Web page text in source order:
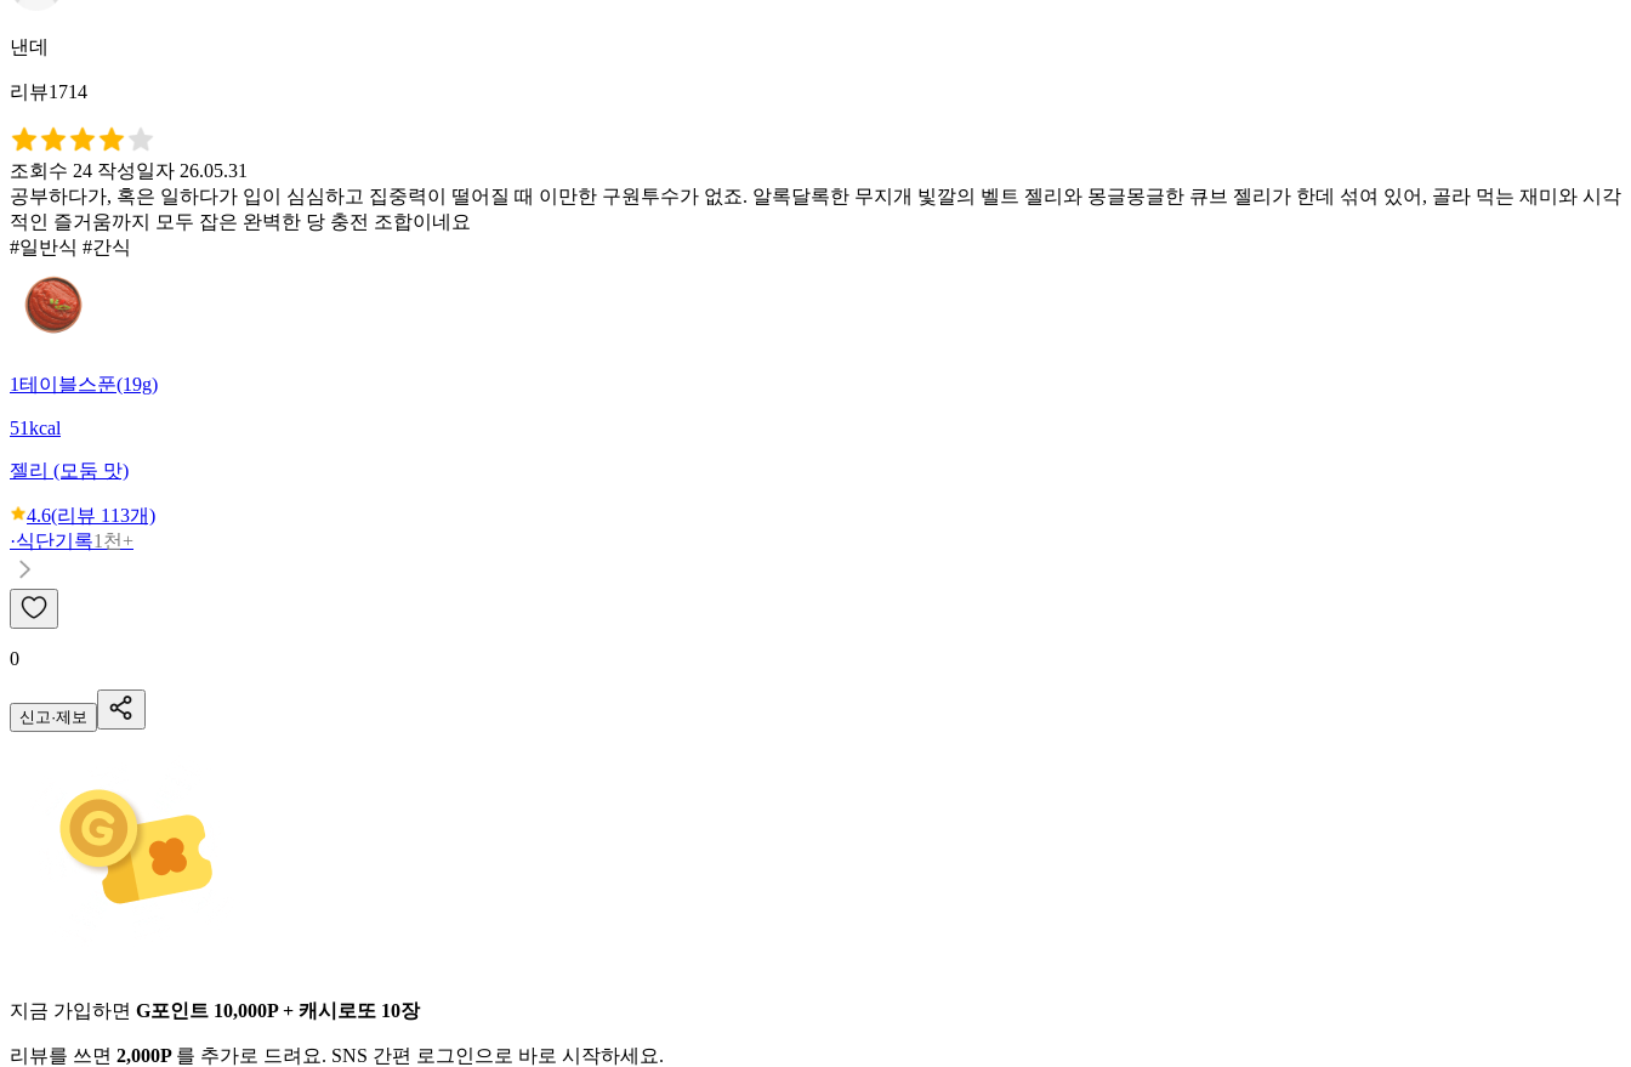
낸데
리뷰1714
조회수 24 작성일자 26.05.31
공부하다가, 혹은 일하다가 입이 심심하고 집중력이 떨어질 때 이만한 구원투수가 없죠. 알록달록한 무지개 빛깔의 벨트 젤리와 몽글몽글한 큐브 젤리가 한데 섞여 있어, 골라 먹는 재미와 시각
적인 즐거움까지 모두 잡은 완벽한 당 충전 조합이네요
#일반식 #간식
1테이블스푼(19g)
51kcal
젤리 (모둠 맛)
4.6(리뷰 113개)
·식단기록1천+
0
신고·제보
지금 가입하면 G포인트 10,000P + 캐시로또 10장
리뷰를 쓰면 2,000P 를 추가로 드려요. SNS 간편 로그인으로 바로 시작하세요.